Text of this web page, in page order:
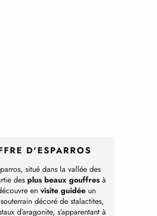
D'ESPARROS
situé dans la vallée des
des plus beaux gouffres à
en visite guidée un
décoré de stalactites,
d’aragonite, s’apparentant à